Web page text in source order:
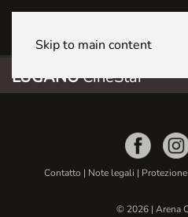
Skip to main content
LUGANOCineStar
Contatto | Note legali |
© 2026 | Arena